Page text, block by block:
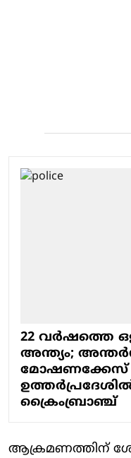
22 വർഷത്തെ
അന്ത്യം;
മോഷണക്കേസ്
ഉത്തർപ്രദേശിൽ
ക്രൈംബ്രാഞ്ച്
ആക്രമണത്തിന്